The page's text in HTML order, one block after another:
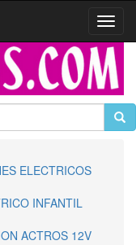
ELECTRICOS
INFANTIL
ACTROS 12V